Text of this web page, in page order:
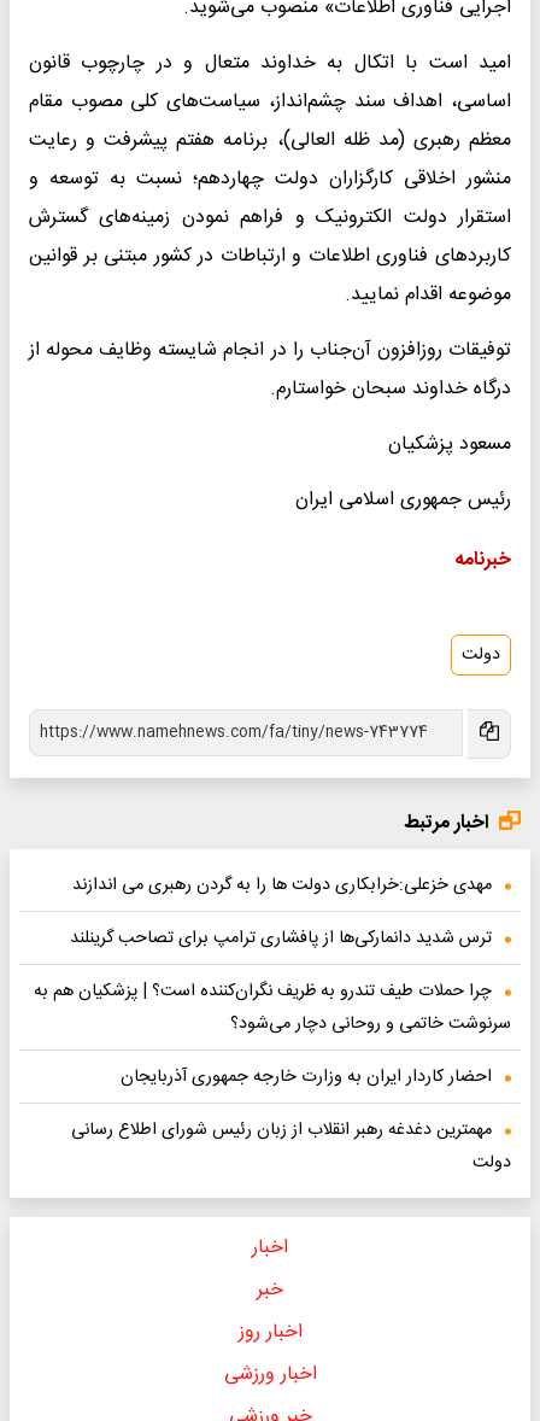
اجرایی فناوری اطلاعات» منصوب می‌شوید.
امید است با اتکال به خداوند متعال و در چارچوب قانون
اساسی، اهداف سند چشم‌انداز، سیاست‌های کلی مصوب مقام
معظم رهبری (مد ظله العالی)، برنامه هفتم پیشرفت و رعایت
منشور اخلاقی کارگزاران دولت چهاردهم؛ نسبت به توسعه و
استقرار دولت الکترونیک و فراهم نمودن زمینه‌های گسترش
کاربردهای فناوری اطلاعات و ارتباطات در کشور مبتنی بر قوانین
موضوعه اقدام نمایید.
توفیقات روزافزون آن‌جناب را در انجام شایسته وظایف محوله از
درگاه خداوند سبحان خواستارم.
مسعود پزشکیان
رئیس جمهوری اسلامی ایران
خبرنامه
دولت
اخبار مرتبط
مهدی خزعلی:خرابکاری دولت ها را به گردن رهبری می اندازند
ترس شدید دانمارکی‌ها از پافشاری ترامپ برای تصاحب گرینلند
چرا حملات طیف تندرو به ظریف نگران‌کننده است؟ | پزشکیان هم به
سرنوشت خاتمی و روحانی دچار می‌شود؟
احضار کاردار ایران به وزارت خارجه جمهوری آذربایجان
مهمترین دغدغه رهبر انقلاب از زبان رئیس شورای اطلاع رسانی
دولت
اخبار
خبر
اخبار روز
اخبار ورزشی